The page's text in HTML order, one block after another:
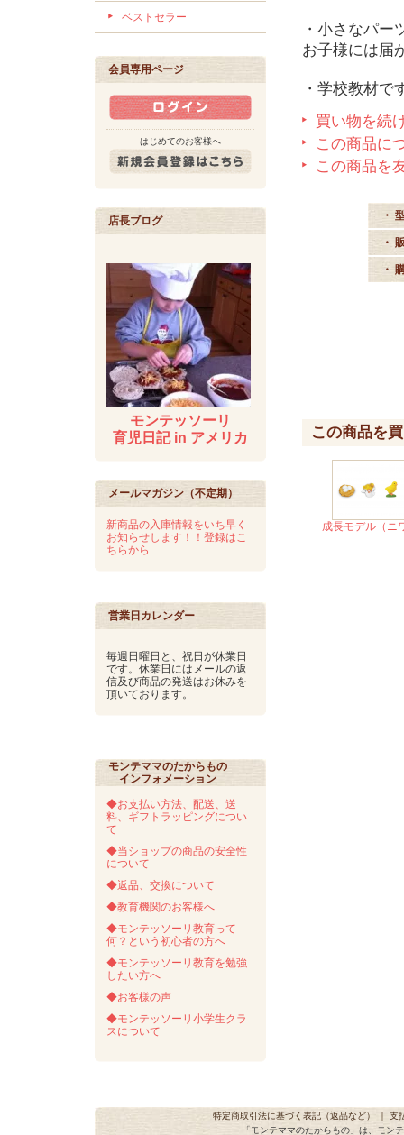
ベストセラー
会員専用ページ
はじめてのお客様へ
店長ブログ
モンテッソーリ
育児日記 in アメリカ
メールマガジン（不定期）
新商品の入庫情報をいち早く
お知らせします！！登録はこ
ちらから
営業日カレンダー
毎週日曜日と、祝日が休業日
です。休業日にはメールの返
信及び商品の発送はお休みを
頂いております。
モンテママのたからもの
インフォメーション
◆お支払い方法、配送、送
料、ギフトラッピングについ
て
◆当ショップの商品の安全性
について
◆返品、交換について
◆教育機関のお客様へ
◆モンテッソーリ教育って
何？という初心者の方へ
◆モンテッソーリ教育を勉強
したい方へ
◆お客様の声
◆モンテッソーリ小学生クラ
スについて
・小さなパ
お子様には届
・学校教材で
買い物を続
この商品に
この商品を
・
・
・
この商品を
成長モデル（ニ
特定商取引法に基づく表記（返品など） ｜ 支
「モンテママのたからもの」は、モン